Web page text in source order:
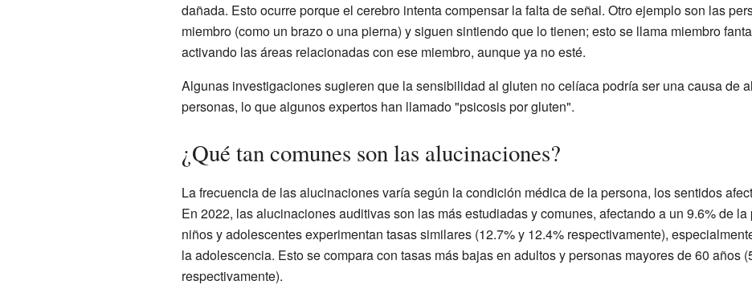
dañada. Esto ocurre porque el cerebro intenta compensar la falta de señal. Otro ejemplo son las
miembro (como un brazo o una pierna) y siguen sintiendo que lo tienen; esto se llama miembro
activando las áreas relacionadas con ese miembro, aunque ya no esté.
Algunas investigaciones sugieren que la sensibilidad al gluten no celíaca podría ser una causa de
personas, lo que algunos expertos han llamado "psicosis por gluten".
¿Qué tan comunes son las alucinaciones?
La frecuencia de las alucinaciones varía según la condición médica de la persona, los sentidos
En 2022, las alucinaciones auditivas son las más estudiadas y comunes, afectando a un 9.6% de
niños y adolescentes experimentan tasas similares (12.7% y 12.4% respectivamente),
la adolescencia. Esto se compara con tasas más bajas en adultos y personas mayores de 60 años
respectivamente).